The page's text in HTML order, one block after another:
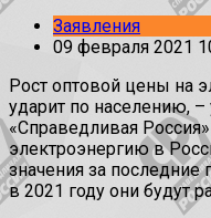
Заявления
09 февраля 2021
Рост оптовой цены на
ударит по населению,
«Справедливая
электроэнергию в
значения за последние
в 2021 году они будут